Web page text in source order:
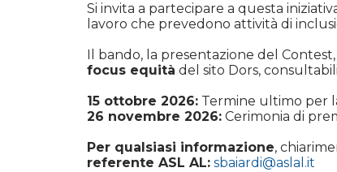
Si invita a partecipare a questa
lavoro che prevedono attività di
Il bando, la presentazione del
focus equità del sito Dors,
15 ottobre 2026: Termine ultimo per
26 novembre 2026: Cerimonia di
Per qualsiasi informazione,
referente ASL AL: sbaiardi@aslal.it